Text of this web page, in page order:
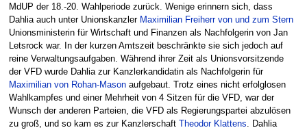
MdUP der 18.-20. Wahlperiode zurück. Wenige erinnern sich, dass
Dahlia auch unter Unionskanzler Maximilian Freiherr von und zum Stern
Unionsministerin für Wirtschaft und Finanzen als Nachfolgerin von Jan
Letsrock war. In der kurzen Amtszeit beschränkte sie sich jedoch auf
reine Verwaltungsaufgaben. Während ihrer Zeit als Unionsvorsitzende
der VFD wurde Dahlia zur Kanzlerkandidatin als Nachfolgerin für
Maximilian von Rohan-Masonaufgebaut. Trotz eines nicht erfolglosen
Wahlkampfes und einer Mehrheit von 4 Sitzen für die VFD, war der
Wunsch der anderen Parteien, die VFD als Regierungspartei abzulösen
zu groß, und so kam es zur Kanzlerschaft
Theodor Klattens. Dahlia